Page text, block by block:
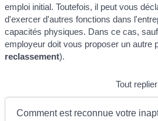
emploi initial. Toutefois, il peut vous
d'exercer d'autres fonctions dans
capacités physiques. Dans ce cas,
employeur doit vous proposer un autre
reclassement).
Tout replier
Comment est reconnue votre